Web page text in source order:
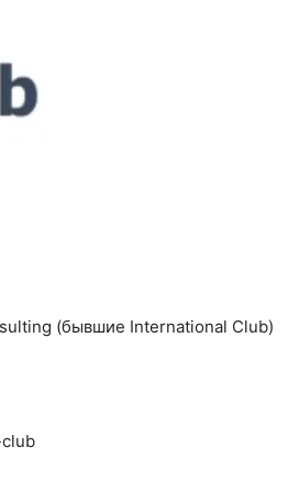
(бывшие International Club)